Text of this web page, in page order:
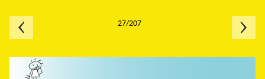
27/207